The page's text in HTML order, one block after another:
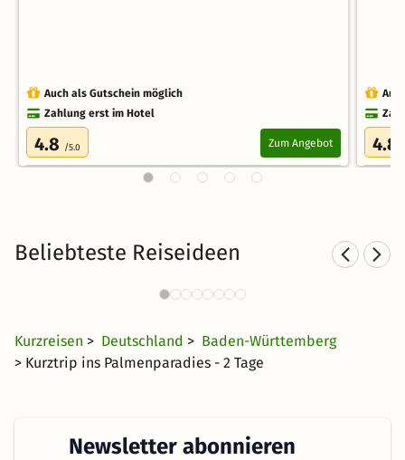
Auch als Gutschein möglich
Zahlung erst im Hotel
4.8 /5.0 Zum Angebot 4.8
Beliebteste Reiseideen
Romantische Hotels in
Kurzreisen > Deutschland > Baden-Württemberg
> Kurztrip ins Palmenparadies - 2 Tage
Newsletter abonnieren